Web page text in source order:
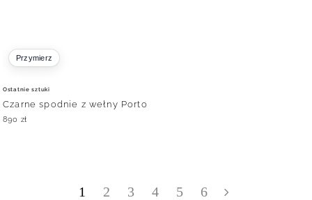
Przymierz
Czarne spodnie z wełny Porto
890 zł
Ostatnie sztuki
1 2 3 4 5 6